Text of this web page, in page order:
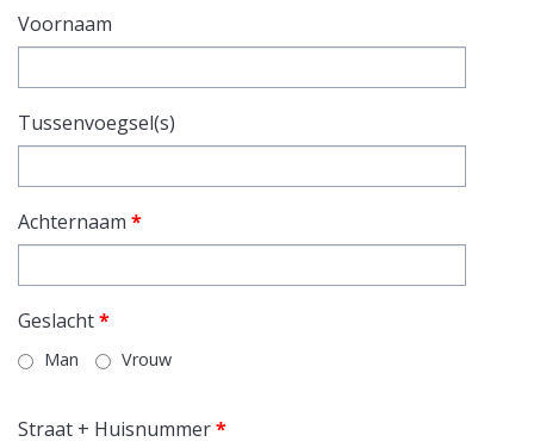
Voornaam
Tussenvoegsel(s)
Achternaam *
Geslacht*
Man Vrouw
Straat + Huisnummer*